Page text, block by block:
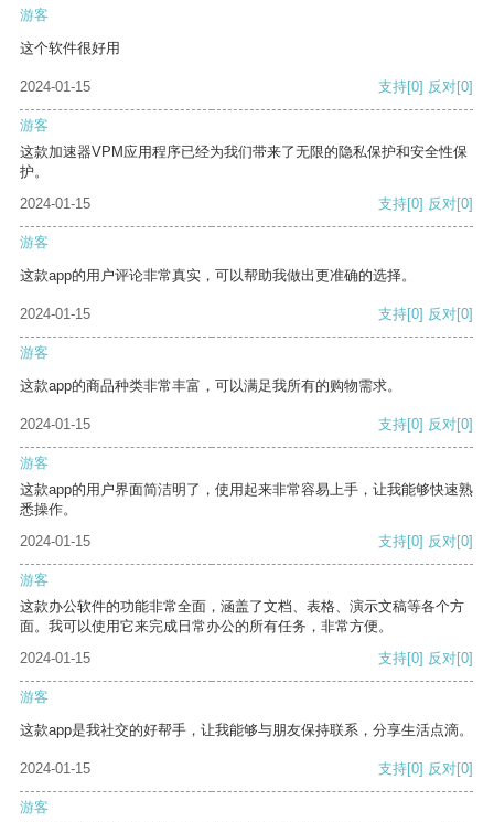
游客
这个软件很好用
2024-01-15 支持[0] 反对[0]
游客
这款加速器VPM应用程序已经为我们带来了无限的隐私保护和安全性保
护。
2024-01-15
支持[0] 反对[0]
游客
这款app的用户评论非常真实，可以帮助我做出更准确的选择。
2024-01-15 支持[0] 反对[0]
游客
这款app的商品种类非常丰富，可以满足我所有的购物需求。
2024-01-15 支持[0] 反对[0]
游客
这款app的用户界面简洁明了，使用起来非常容易上手，让我能够快速熟
悉操作。
2024-01-15
支持[0] 反对[0]
游客
这款办公软件的功能非常全面，涵盖了文档、表格、演示文稿等各个方
面。我可以使用它来完成日常办公的所有任务，非常方便。
2024-01-15
支持[0] 反对[0]
游客
这款app是我社交的好帮手，让我能够与朋友保持联系，分享生活点滴。
2024-01-15 支持[0] 反对[0]
游客